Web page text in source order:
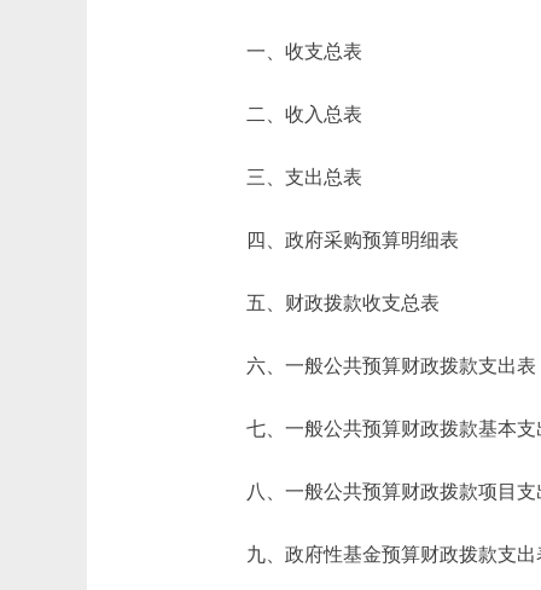
一、收支总表
二、收入总表
三、支出总表
四、政府采购预算明细表
五、财政拨款收支总表
六、一般公共预算财政拨款支出表
七、一般公共预算财政拨款基本支
八、一般公共预算财政拨款项目支
九、政府性基金预算财政拨款支出